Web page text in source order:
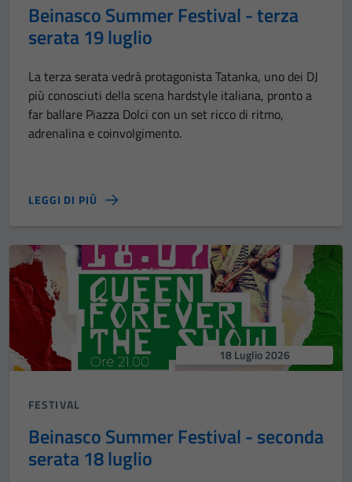
Beinasco Summer Festival - terza
serata 19 luglio
La terza serata vedrà protagonista Tatanka, uno dei DJ
più conosciuti della scena hardstyle italiana, pronto a
far ballare Piazza Dolci con un set ricco di ritmo,
adrenalina e coinvolgimento.
LEGGI DI PIÙ
18 Luglio 2026
FESTIVAL
Beinasco Summer Festival - seconda
serata 18 luglio